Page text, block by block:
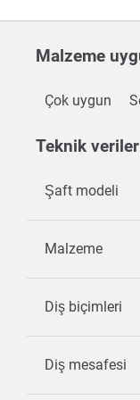
Malzeme
Çok uygun
Teknik veriler
Şaft modeli
Malzeme
Diş biçimleri
Diş mesafesi